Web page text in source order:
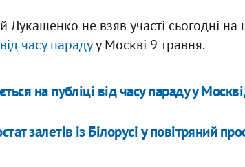
Лукашенко не взяв участі сьогодні на
часу парадуу Москві 9 травня.
на публіці від часу параду у
залетів із Білорусі у повітряний